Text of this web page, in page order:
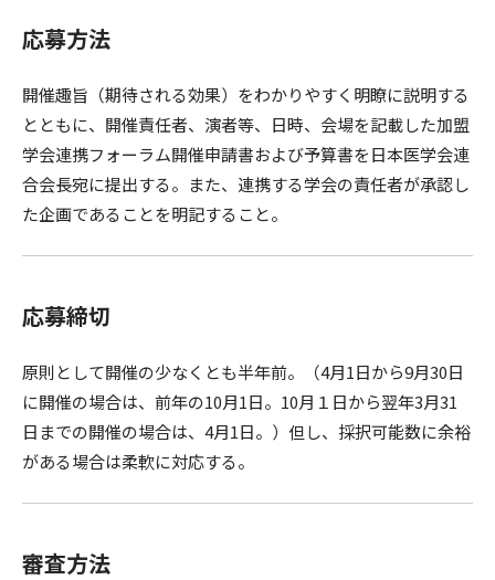
応募方法
開催趣旨（期待される効果）をわかりやすく明瞭に説明する
とともに、開催責任者、演者等、日時、会場を記載した加盟
学会連携フォーラム開催申請書および予算書を日本医学会連
合会長宛に提出する。また、連携する学会の責任者が承認し
た企画であることを明記すること。
応募締切
原則として開催の少なくとも半年前。（4月1日から9月30日
に開催の場合は、前年の10月1日。10月１日から翌年3月31
日までの開催の場合は、4月1日。）但し、採択可能数に余裕
がある場合は柔軟に対応する。
審査方法